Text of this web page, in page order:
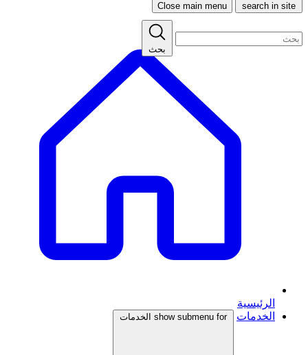
search in site
Close main menu
بحث
الرئيسية
الخدمات
show submenu for الخدمات